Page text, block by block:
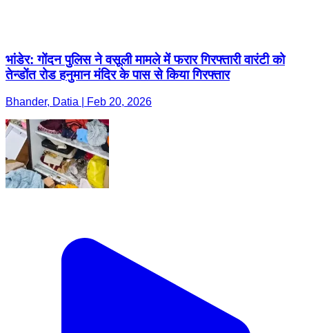
भांडेर: गोंदन पुलिस ने वसूली मामले में फरार गिरफ्तारी वारंटी को
तेन्डोंत रोड हनुमान मंदिर के पास से किया गिरफ्तार
Bhander, Datia | Feb 20, 2026